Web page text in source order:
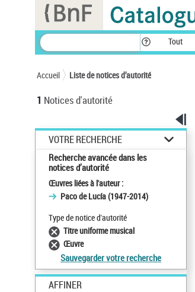
Tout
Accueil Liste de notices d’autorité
1 Notices d'autorité
VOTRE RECHERCHE
Recherche avancée dans les
notices d’autorité
Œuvres liées à l'auteur :
Paco de Lucía (1947-2014)
Type de notice d'autorité
Titre uniforme musical
Œuvre
Sauvegarder votre recherche
AFFINER
Panneau de gestion des cookies